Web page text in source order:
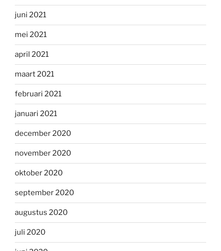
juni 2021
mei 2021
april 2021
maart 2021
februari 2021
januari 2021
december 2020
november 2020
oktober 2020
september 2020
augustus 2020
juli 2020